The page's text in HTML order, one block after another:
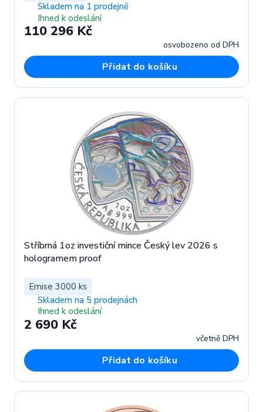
Skladem na 1 prodejně
Ihned k odeslání
110 296 Kč
osvobozeno od DPH
Přidat do košíku
Stříbrná 1oz investiční mince Český lev 2026 s
hologramem proof
Emise 3000 ks
Skladem na 5 prodejnách
Ihned k odeslání
2 690 Kč
včetně DPH
Přidat do košíku